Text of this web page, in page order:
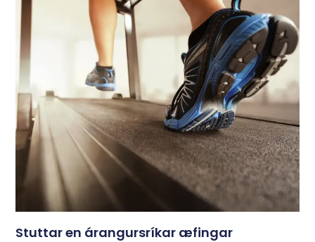
Stuttar en árangursríkar æfingar